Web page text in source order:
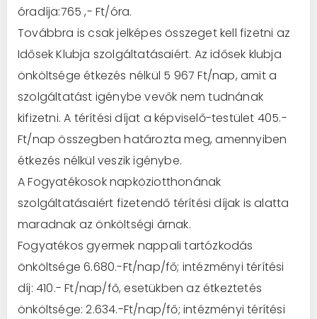
óradíja:765 ,- Ft/óra.
Továbbra is csak jelképes összeget kell fizetni az
Idősek Klubja szolgáltatásaiért. Az idősek klubja
önköltsége étkezés nélkül 5 967 Ft/nap, amit a
szolgáltatást igénybe vevők nem tudnának
kifizetni. A térítési díjat a képviselő-testület 405.-
Ft/nap összegben határozta meg, amennyiben
étkezés nélkül veszik igénybe.
A Fogyatékosok napköziotthonának
szolgáltatásaiért fizetendő térítési díjak is alatta
maradnak az önköltségi árnak.
Fogyatékos gyermek nappali tartózkodás
önköltsége 6.680.-Ft/nap/fő; intézményi térítési
díj: 410.- Ft/nap/fő, esetükben az étkeztetés
önköltsége: 2.634.-Ft/nap/fő; intézményi térítési